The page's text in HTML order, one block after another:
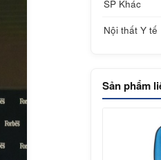
SP Khác
Nội thất Y tế
Sản phẩm